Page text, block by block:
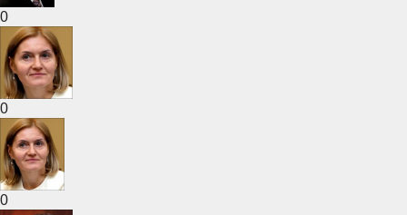
0
0
0